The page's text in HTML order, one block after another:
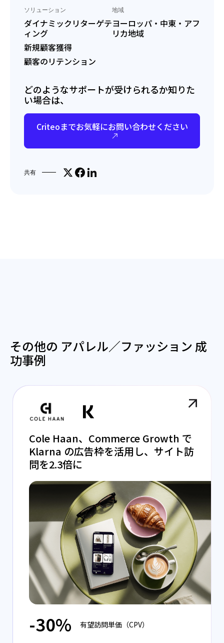
ソリューション
ダイナミックリターゲテ
ィング
新規顧客獲得
顧客のリテンション
地域
ヨーロッパ・中東・アフ
リカ地域
どのようなサポートが受けられるか知りた
い場合は、
Criteoまでお気軽にお問い合わせください
共有 Share on X
Facebookでシェア
LinkedInで共有
その他の アパレル／ファッション 成
功事例
Cole Haan、Commerce Growth で
Klarna の広告枠を活用し、サイト訪
問を2.3倍に
-30% 有望訪問単価（CPV）